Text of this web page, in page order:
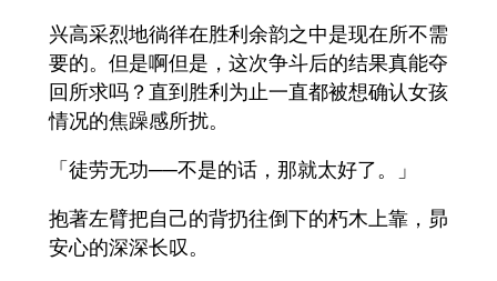
兴高采烈地徜徉在胜利余韵之中是现在所不需
要的。但是啊但是，这次争斗后的结果真能夺
回所求吗？直到胜利为止一直都被想确认女孩
情况的焦躁感所扰。
「徒劳无功──不是的话，那就太好了。」
抱著左臂把自己的背扔往倒下的朽木上靠，昴
安心的深深长叹。